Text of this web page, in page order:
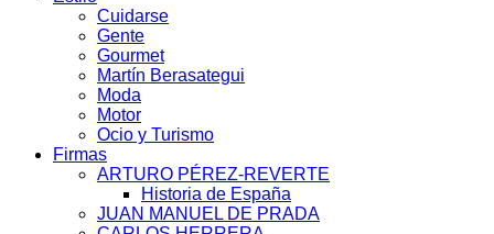
Cuidarse
Gente
Gourmet
Martín Berasategui
Moda
Motor
Ocio y Turismo
Firmas
ARTURO PÉREZ-REVERTE
Historia de España
JUAN MANUEL DE PRADA